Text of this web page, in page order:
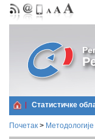
Статистичке
Почетак >